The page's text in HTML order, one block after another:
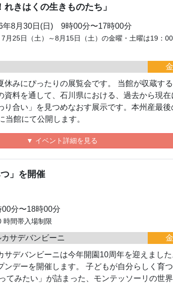
きはくの生きものたち」
年8月30日(日) 9時00分〜17時00分
月25日（土）～8月15日（土）の金曜・土曜は19：
休みにぴったりの展覧会です。 当館が収蔵す
資料を通して、石川県における、過去から現
り合い」を見つめなおす展示です。本州産最
当館にて公開します。
▼ イベント詳細を見る
」を開催
分〜18時00分
時間帯入場制限
サデバンビーニ
サデバンビーニは今年開園10周年を迎えまし
ンデーを開催します。 子どもが自分らしく育
てみたい」が詰まった、モンテッソーリの世